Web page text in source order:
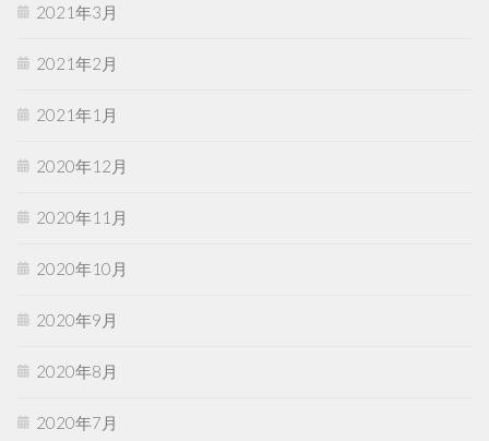
2021年3月
2021年2月
2021年1月
2020年12月
2020年11月
2020年10月
2020年9月
2020年8月
2020年7月